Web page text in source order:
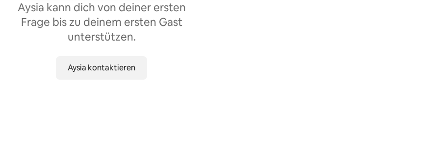
Aysia kann dich von deiner ersten
Frage bis zu deinem ersten Gast
unterstützen.
Aysia kontaktieren